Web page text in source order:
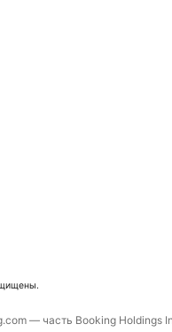
— часть Booking Holdings